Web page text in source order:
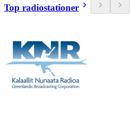
Top radiostationer